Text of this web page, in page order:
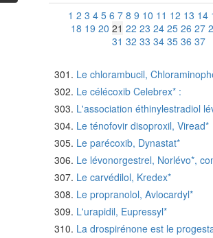
1 2 3 4 5 6 7 8 9 10 11 12 13 14
18 19 20 21 22 23 24 25 26 27
31 32 33 34 35 36 37
Le chlorambucil,
Le célécoxib Celebrex* :
L'association éthinylestradiol
Le ténofovir disoproxil, Viread*
Le parécoxib, Dynastat*
Le lévonorgestrel, Norlévo*,
Le carvédilol, Kredex*
Le propranolol, Avlocardyl*
L'urapidil, Eupressyl*
La drospirénone est le